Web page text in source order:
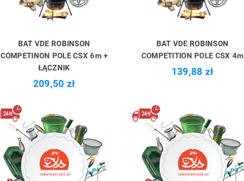
BAT VDE ROBINSON
COMPETINON POLE CSX 6m +
ŁĄCZNIK
209,50 zł
BAT VDE ROBINSON
COMPETITION POLE CSX 4m
139,88 zł